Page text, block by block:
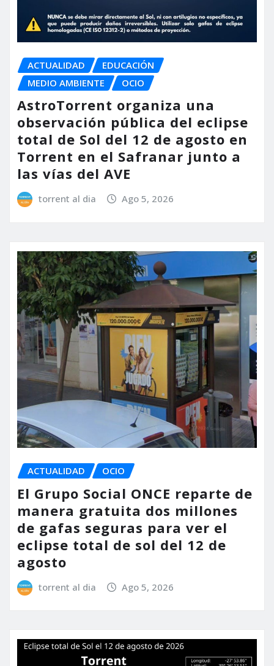
ACTUALIDAD
EDUCACIÓN
MEDIO AMBIENTE
OCIO
AstroTorrent organiza una
observación pública del eclipse
total de Sol del 12 de agosto en
Torrent en el Safranar junto a
las vías del AVE
torrent al dia Ago 5, 2026
ACTUALIDAD OCIO
El Grupo Social ONCE reparte de
manera gratuita dos millones
de gafas seguras para ver el
eclipse total de sol del 12 de
agosto
torrent al dia Ago 5, 2026